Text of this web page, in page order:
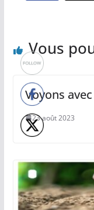
Vous
Voyons
23 août 2023